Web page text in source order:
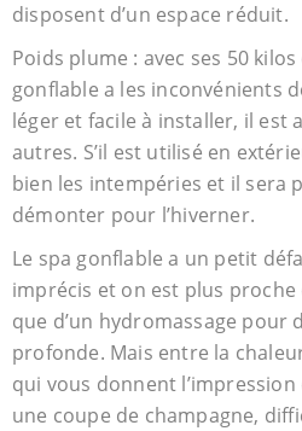
disposent d’un espace réduit.
Poids plume : avec ses 50
gonflable a les inconvénients
léger et facile à installer, il est
autres. S’il est utilisé en
bien les intempéries et il sera
démonter pour l’hiverner.
Le spa gonflable a un petit
imprécis et on est plus
que d’un hydromassage pour
profonde. Mais entre la
qui vous donnent l’impression
une coupe de champagne,